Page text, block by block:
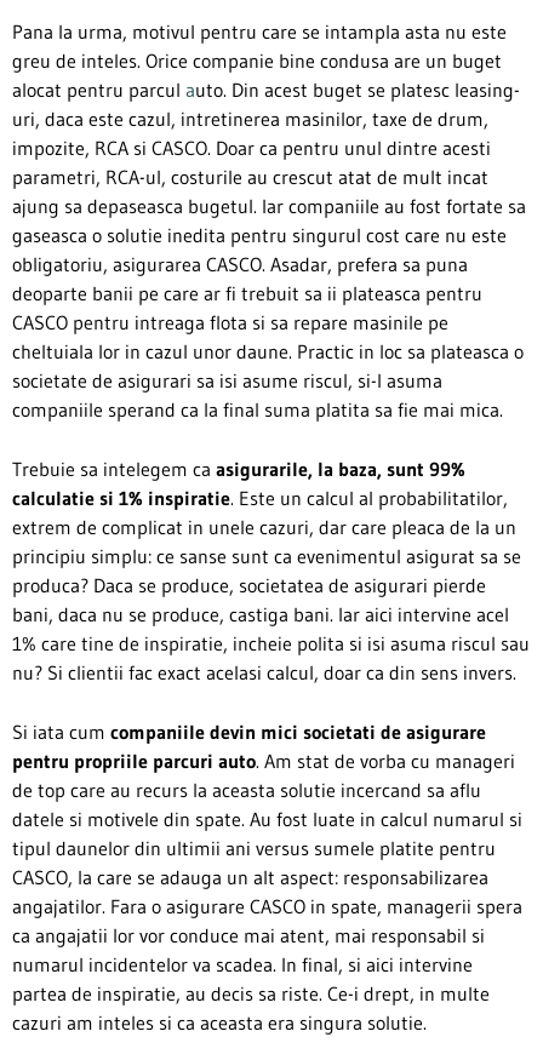
Pana la urma, motivul pentru care se intampla asta nu este
greu de inteles. Orice companie bine condusa are un buget
alocat pentru parcul auto. Din acest buget se platesc leasing-
uri, daca este cazul, intretinerea masinilor, taxe de drum,
impozite, RCA si CASCO. Doar ca pentru unul dintre acesti
parametri, RCA-ul, costurile au crescut atat de mult incat
ajung sa depaseasca bugetul. Iar companiile au fost fortate sa
gaseasca o solutie inedita pentru singurul cost care nu este
obligatoriu, asigurarea CASCO. Asadar, prefera sa puna
deoparte banii pe care ar fi trebuit sa ii plateasca pentru
CASCO pentru intreaga flota si sa repare masinile pe
cheltuiala lor in cazul unor daune. Practic in loc sa plateasca o
societate de asigurari sa isi asume riscul, si-l asuma
companiile sperand ca la final suma platita sa fie mai mica.
Trebuie sa intelegem ca asigurarile, la baza, sunt 99%
calculatie si 1% inspiratie. Este un calcul al probabilitatilor,
extrem de complicat in unele cazuri, dar care pleaca de la un
principiu simplu: ce sanse sunt ca evenimentul asigurat sa se
produca? Daca se produce, societatea de asigurari pierde
bani, daca nu se produce, castiga bani. Iar aici intervine acel
1% care tine de inspiratie, incheie polita si isi asuma riscul sau
nu? Si clientii fac exact acelasi calcul, doar ca din sens invers.
Si iata cum companiile devin mici societati de asigurare
pentru propriile parcuri auto. Am stat de vorba cu manageri
de top care au recurs la aceasta solutie incercand sa aflu
datele si motivele din spate. Au fost luate in calcul numarul si
tipul daunelor din ultimii ani versus sumele platite pentru
CASCO, la care se adauga un alt aspect: responsabilizarea
angajatilor. Fara o asigurare CASCO in spate, managerii spera
ca angajatii lor vor conduce mai atent, mai responsabil si
numarul incidentelor va scadea. In final, si aici intervine
partea de inspiratie, au decis sa riste. Ce-i drept, in multe
cazuri am inteles si ca aceasta era singura solutie.